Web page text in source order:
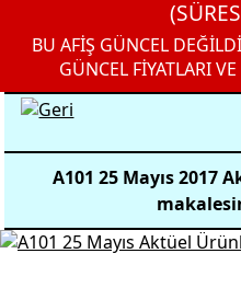
BU AFİŞ GÜNCEL
GÜNCEL FİYATLARI
A101 25 Mayıs 2017